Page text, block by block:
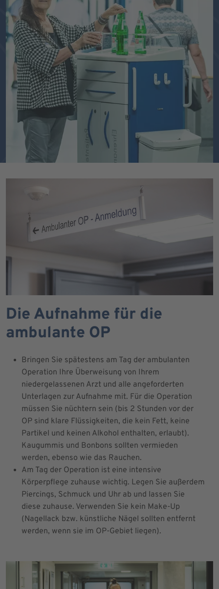
Die Aufnahme für die
ambulante OP
Bringen Sie spätestens am Tag der ambulanten
Operation Ihre Überweisung von Ihrem
niedergelassenen Arzt und alle angeforderten
Unterlagen zur Aufnahme mit. Für die Operation
müssen Sie nüchtern sein (bis 2 Stunden vor der
OP sind klare Flüssigkeiten, die kein Fett, keine
Partikel und keinen Alkohol enthalten, erlaubt).
Kaugummis und Bonbons sollten vermieden
werden, ebenso wie das Rauchen.
Am Tag der Operation ist eine intensive
Körperpflege zuhause wichtig. Legen Sie außerdem
Piercings, Schmuck und Uhr ab und lassen Sie
diese zuhause. Verwenden Sie kein Make-Up
(Nagellack bzw. künstliche Nägel sollten entfernt
werden, wenn sie im OP-Gebiet liegen).